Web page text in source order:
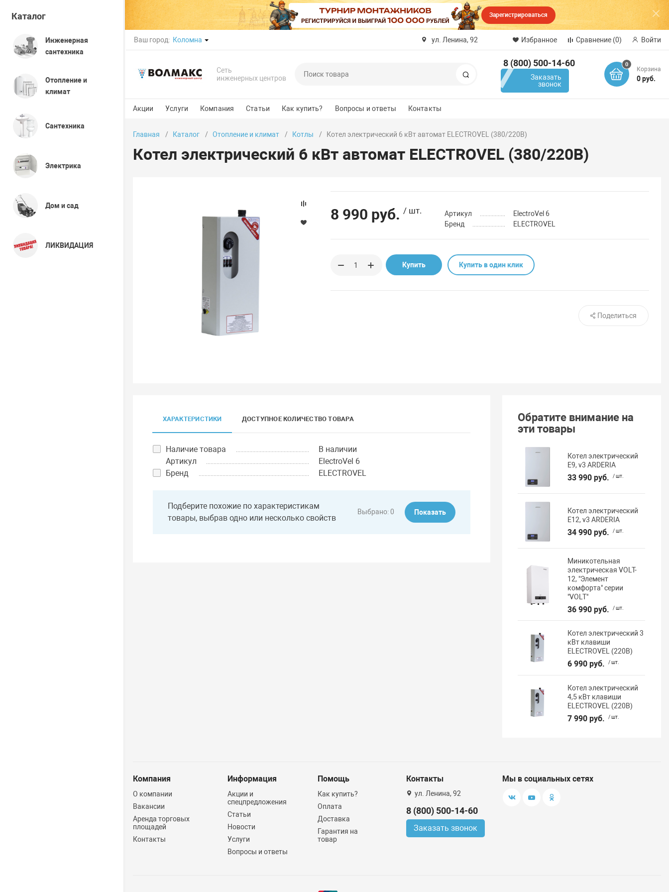
Зарегистрироваться
Ваш город: Коломна ул. Ленина, 92 Избранное Сравнение (0) Войти
Сеть
инженерных центров
8 (800) 500-14-60
Заказать
звонок
0
Корзина
0 руб.
Акции Услуги Компания Статьи Как купить? Вопросы и ответы Контакты
Каталог
Инженерная
сантехника
Отопление и
климат
Сантехника
Электрика
Дом и сад
ЛИКВИДАЦИЯ
Главная Каталог Отопление и климат Котлы Котел электрический 6 кВт автомат ELECTROVEL (380/220В)
Котел электрический 6 кВт автомат ELECTROVEL (380/220В)
8 990 руб. / шт. Артикул
ElectroVel 6
Бренд
ELECTROVEL
Купить Купить в один клик
Поделиться
ХАРАКТЕРИСТИКИ ДОСТУПНОЕ КОЛИЧЕСТВО ТОВАРА
Наличие товара
В наличии
Артикул
ElectroVel 6
Бренд
ELECTROVEL
Подберите похожие по характеристикам
товары, выбрав одно или несколько свойств
Выбрано:0 Показать
Обратите внимание на
эти товары
Котел электрический
E9, v3 ARDERIA
33 990 руб. / шт.
Котел электрический
E12, v3 ARDERIA
34 990 руб. / шт.
Миникотельная
электрическая VOLT-
12, "Элемент
комфорта" серии
"VOLT"
36 990 руб. / шт.
Котел электрический 3
кВт клавиши
ELECTROVEL (220В)
6 990 руб. / шт.
Котел электрический
4,5 кВт клавиши
ELECTROVEL (220В)
7 990 руб. / шт.
Компания
О компании
Вакансии
Аренда торговых
площадей
Контакты
Информация
Акции и
спецпредложения
Статьи
Новости
Услуги
Вопросы и ответы
Помощь
Как купить?
Оплата
Доставка
Гарантия на
товар
Контакты
ул. Ленина, 92
8 (800) 500-14-60
Заказать звонок
Мы в социальных сетях